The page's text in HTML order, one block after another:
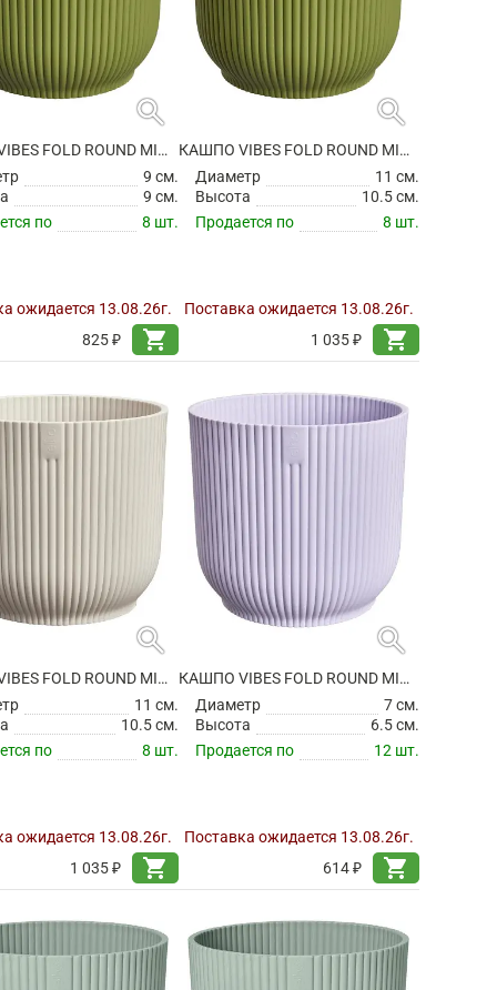
search
КАШПО VIBES FOLD ROUND MINI FERN GREEN
9 см.
9 см.
по
8 шт.
ожидается 13.08.26г.
825 ₽
shopping_cart
search
КАШПО VIBES FOLD ROUND MINI FERN GREEN
Диаметр
11 см.
Высота
10.5 см.
Продается по
8 шт.
Поставка ожидается 13.08.26г.
1 035 ₽
shopping_cart
search
КАШПО VIBES FOLD ROUND MINI LINEN WHITE
11 см.
10.5 см.
по
8 шт.
ожидается 13.08.26г.
1 035 ₽
shopping_cart
search
КАШПО VIBES FOLD ROUND MINI SOFT LILAC
Диаметр
7 см.
Высота
6.5 см.
Продается по
12 шт.
Поставка ожидается 13.08.26г.
614 ₽
shopping_cart